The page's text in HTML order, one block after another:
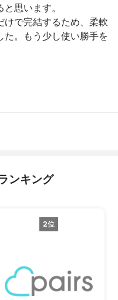
思います。
けで完結するため、柔軟
た。もう少し使い勝手を
ンキング
2位